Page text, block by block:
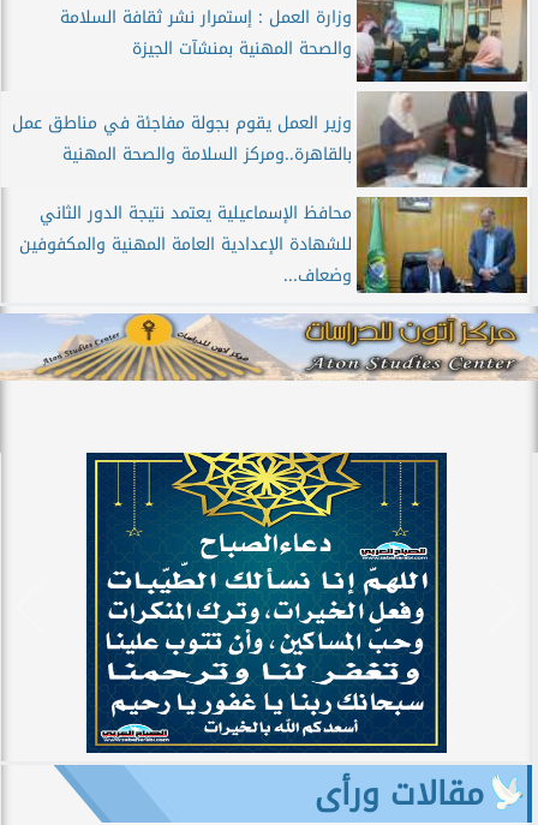
وزارة العمل : إستمرار نشر ثقافة السلامة
والصحة المهنية بمنشآت الجيزة
وزير العمل يقوم بجولة مفاجئة في مناطق عمل
بالقاهرة..ومركز السلامة والصحة المهنية
محافظ الإسماعيلية يعتمد نتيجة الدور الثاني
للشهادة الإعدادية العامة المهنية والمكفوفين
وضعاف...
مقالات ورأى